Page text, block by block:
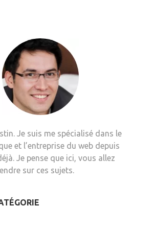
Je suis me spécialisé dans le
et l’entreprise du web depuis
Je pense que ici, vous allez
sur ces sujets.